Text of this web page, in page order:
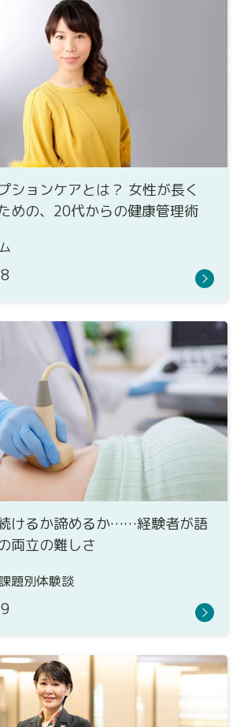
ションケアとは？ 女性が長く
めの、20代からの健康管理術
けるか諦めるか……経験者が語
両立の難しさ
題別体験談